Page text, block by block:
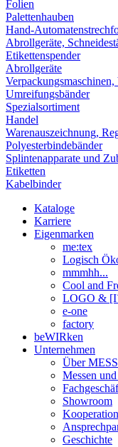
Folien
Palettenhauben
Hand-
Abrollgeräte,
Etikettenspender
Abrollgeräte
Verpackungsmaschinen,
Umreifungsbänder
Spezialsortiment
Handel
Warenauszeichnung,
Polyesterbindebänder
Splintenapparate und
Etiketten
Kabelbinder
Kataloge
Karriere
Eigenmarken
me:tex
Logisch
mmmhh...
Cool and
LOGO &
e-one
factory
beWIRken
Unternehmen
Über
Messen
Showroom
Geschichte